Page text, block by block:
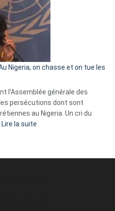
« Zemmour
a
tout
parle
ses
tripes »
Nigeria, on chasse et on tue les
l’Assemblée générale des
persécutions dont sont
au Nigeria. Un cri du
Lire la suite